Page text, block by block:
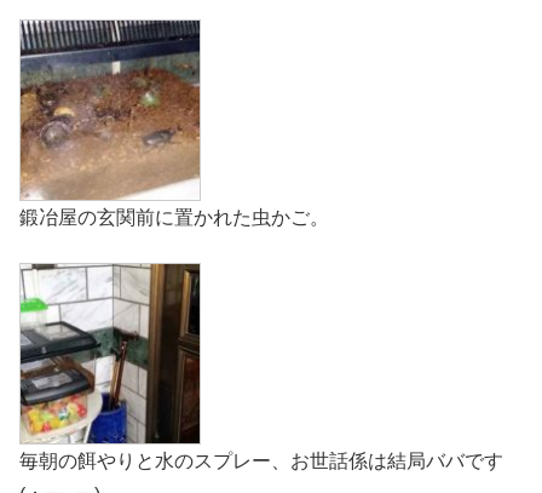
鍛冶屋の玄関前に置かれた虫かご。
毎朝の餌やりと水のスプレー、お世話係は結局ババです